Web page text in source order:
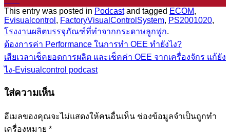
This entry was posted in Podcastand tagged ECOM,
Evisualcontrol , FactoryVisualControlSystem, PS2001020,
โรงงานผลิตบรรจุภัณฑ์ที่ทำจากกระดาษลูกฟูก.
ต้องการค่า Performance ในการทำ OEE ทำยังไง?
เสียเวลาเช็คยอดการผลิต และเช็คค่า OEE จากเครื่องจักร แก้ยัง
ไง-Evisualcontrol podcast
ใส่ความเห็น
อีเมลของคุณจะไม่แสดงให้คนอื่นเห็น ช่องข้อมูลจำเป็นถูกทำ
เครื่องหมาย *